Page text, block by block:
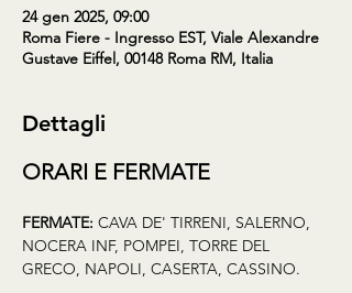
24 gen 2025, 09:00
Roma Fiere - Ingresso EST, Viale Alexandre
Gustave Eiffel, 00148 Roma RM, Italia
Dettagli
ORARI E FERMATE
FERMATE: CAVA DE' TIRRENI, SALERNO,
NOCERA INF, POMPEI, TORRE DEL
GRECO, NAPOLI, CASERTA, CASSINO.